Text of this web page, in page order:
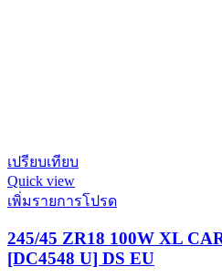
เปรียบเทียบ
Quick view
เพิ่มรายการโปรด
245/45 ZR18 100W XL
[DC4548 U] DS EU